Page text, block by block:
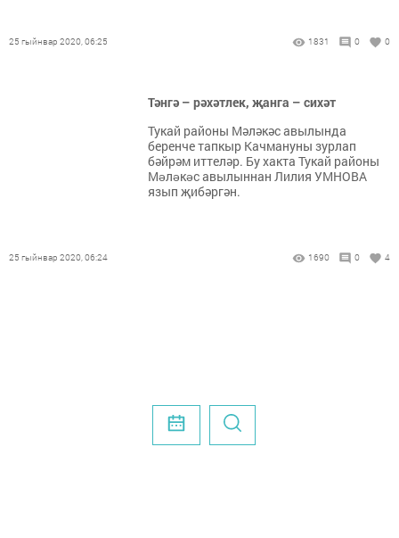
25 гыйнвар 2020, 06:25 1831 0 0
Тәнгә – рәхәтлек, җанга – сихәт
Тукай районы Мәләкәс авылында
беренче тапкыр Качмануны зурлап
бәйрәм иттеләр. Бу хакта Тукай районы
Мəлəкəс авылыннан Лилия УМНОВА
язып җибәргән.
25 гыйнвар 2020, 06:24 1690 0 4